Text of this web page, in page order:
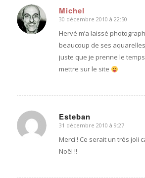
Michel
dit
:
30 décembre 2010 à 22:50
Hervé m’a laissé
beaucoup de ses
juste que je prenne le
mettre sur le site
Esteban
dit
:
31 décembre 2010 à 9:27
Merci ! Ce serait un trés joli
Noël !!